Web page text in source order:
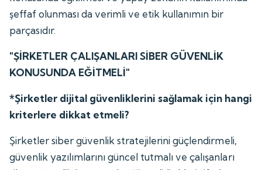
şeffaf olunması da verimli ve etik kullanımın bir
parçasıdır.
"ŞİRKETLER ÇALIŞANLARI SİBER GÜVENLİK
KONUSUNDA EĞİTMELİ"
*Şirketler dijital güvenliklerini sağlamak için hangi
kriterlere dikkat etmeli?
Şirketler siber güvenlik stratejilerini güçlendirmeli,
güvenlik yazılımlarını güncel tutmalı ve çalışanları